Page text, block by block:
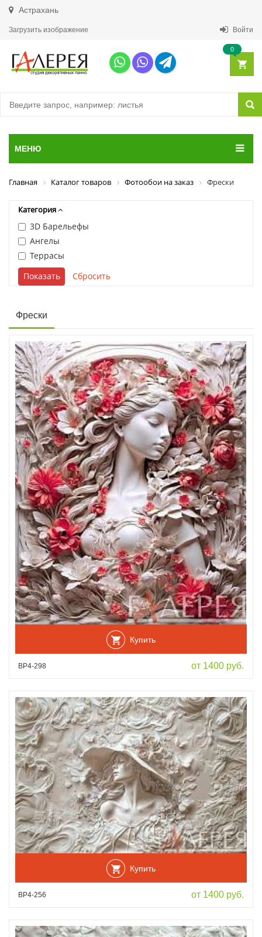
Астрахань
Загрузить изображение Войти
0
МЕНЮ
Главная Каталог товаров Фотообои на заказ Фрески
Категория
3D Барельефы
Ангелы
Террасы
Фрески
Купить
ВР4-298 от 1400 руб.
Купить
ВР4-256 от 1400 руб.